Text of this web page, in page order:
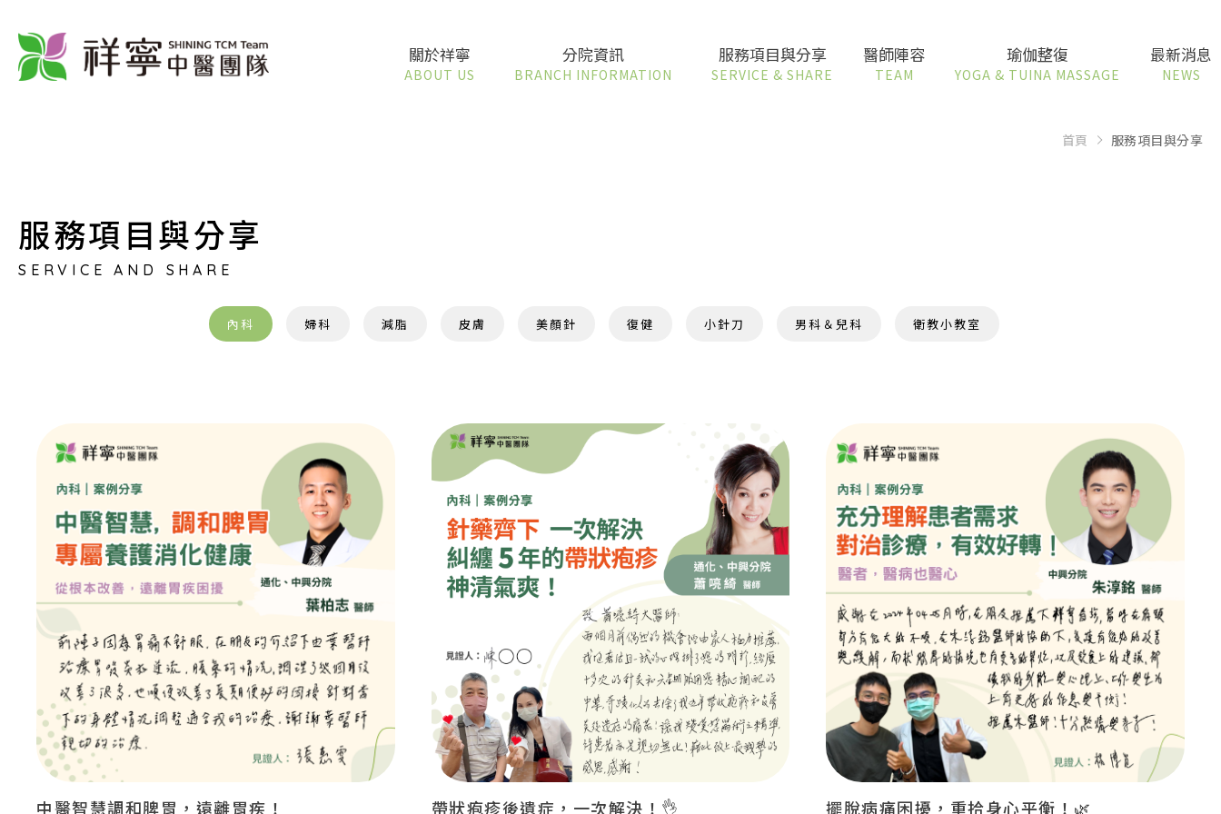
關於祥寧
ABOUT US
分院資訊
BRANCH INFORMATION
服務項目與分享
SERVICE & SHARE
醫師陣容
TEAM
瑜伽整復
YOGA & TUINA MASSAGE
最新消息
NEWS
首頁 服務項目與分享
服務項目與分享
SERVICE AND SHARE
內科 婦科 減脂 皮膚 美顏針 復健 小針刀 男科＆兒科 衛教小教室
中醫智慧調和脾胃，遠離胃疾！ 帶狀疱疹後遺症，一次解決！👌 擺脫病痛困擾，重拾身心平衡！🌿